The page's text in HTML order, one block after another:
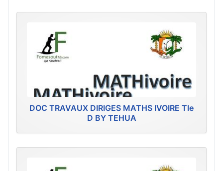
DOC TRAVAUX DIRIGES MATHS IVOIRE Tle
D BY TEHUA